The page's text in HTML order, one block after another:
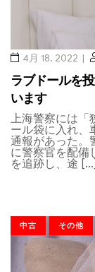
4月 18, 2022
ラブドールを
います
上海警察には「
ール袋に入れ、
通報があった。
に警察官を配備
を追跡し、途 […]
中古 その他